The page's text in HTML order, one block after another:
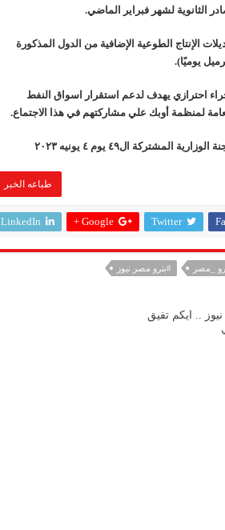
الثانوية لشهر فبراير الماضي.
الإنتاج الطوعية الإضافية من الدول المذكورة
احترازي يهدف لدعم استقرار اسواق النفط
لمنظمة أوبك علي مشاركتهم في هذا الاجتماع.
المشتركة ال٤٩ يوم ٤ يونيه ٢٠٢٣
طباعه الخبر
Twitter
Google +
LinkedIn
_مصر #بترو مصر نيوز
.. ايكم تفيق